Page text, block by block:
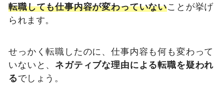
転職しても仕事内容が変わっていないことが挙げ
られます。
せっかく転職したのに、仕事内容も何も変わって
いないと、ネガティブな理由による転職を疑われ
るでしょう。